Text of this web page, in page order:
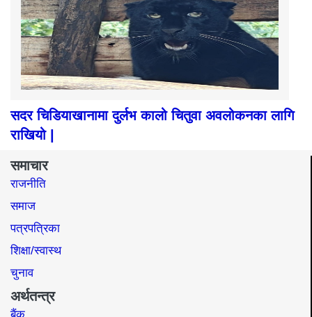
सदर चिडियाखानामा दुर्लभ कालो चितुवा अवलोकनका लागि
राखियो |
समाचार
राजनीति
समाज​
पत्रपत्रिका
शिक्षा/स्वास्थ
चुनाव
अर्थतन्त्र